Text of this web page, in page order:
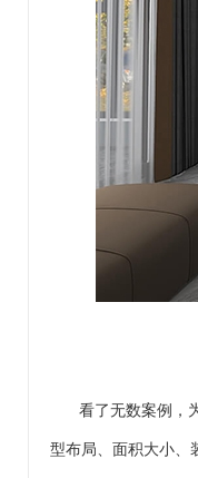
看了无数案例，
型布局、面积大小、